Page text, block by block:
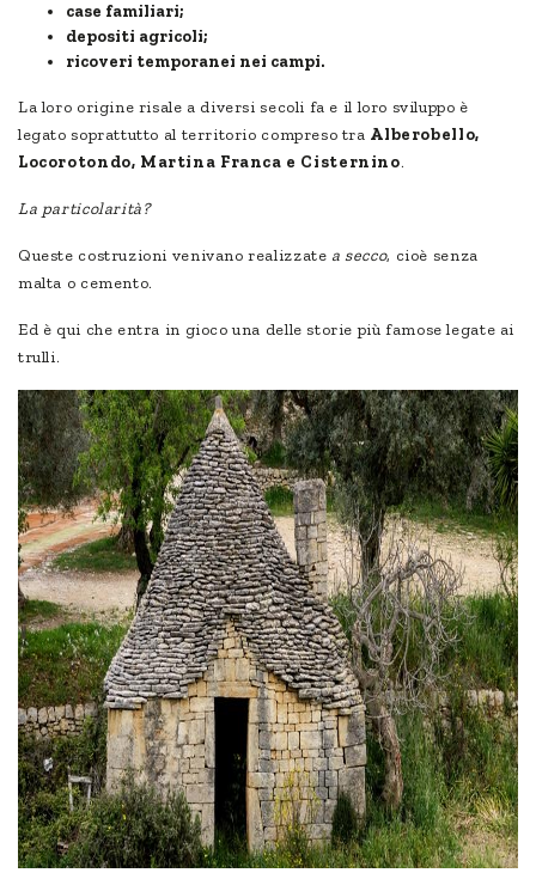
case familiari;
depositi agricoli;
ricoveri temporanei nei campi.
La loro origine risale a diversi secoli fa e il loro sviluppo è
legato soprattutto al territorio compreso tra Alberobello,
Locorotondo, Martina Franca e Cisternino.
La particolarità?
Queste costruzioni venivano realizzate a secco, cioè senza
malta o cemento.
Ed è qui che entra in gioco una delle storie più famose legate ai
trulli.